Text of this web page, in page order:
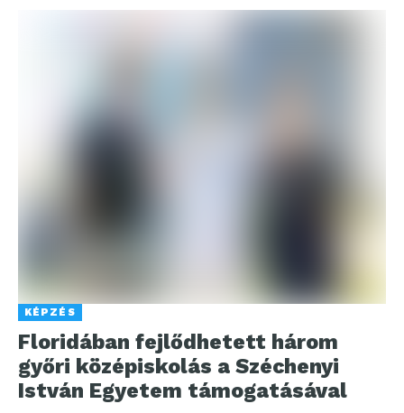
KÉPZÉS
Floridában fejlődhetett három
győri középiskolás a Széchenyi
István Egyetem támogatásával